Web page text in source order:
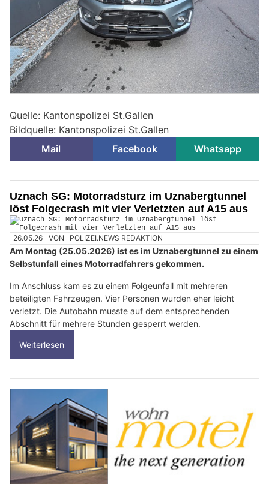
Quelle: Kantonspolizei St.Gallen
Bildquelle: Kantonspolizei St.Gallen
Mail
Facebook Whatsapp
Uznach SG: Motorradsturz im Uznabergtunnel
löst Folgecrash mit vier Verletzten auf A15 aus
26.05.26 VON POLIZEI.NEWS REDAKTION
Am Montag (25.05.2026) ist es im Uznabergtunnel zu einem
Selbstunfall eines Motorradfahrers gekommen.
Im Anschluss kam es zu einem Folgeunfall mit mehreren
beteiligten Fahrzeugen. Vier Personen wurden eher leicht
verletzt. Die Autobahn musste auf dem entsprechenden
Abschnitt für mehrere Stunden gesperrt werden.
Weiterlesen